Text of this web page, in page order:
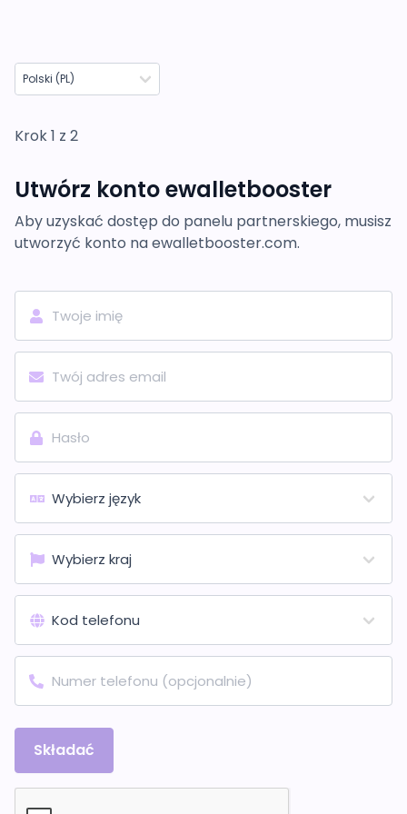
Krok 1 z 2
Utwórz konto ewalletbooster
Aby uzyskać dostęp do panelu partnerskiego, musisz
utworzyć konto na ewalletbooster.com.
Składać